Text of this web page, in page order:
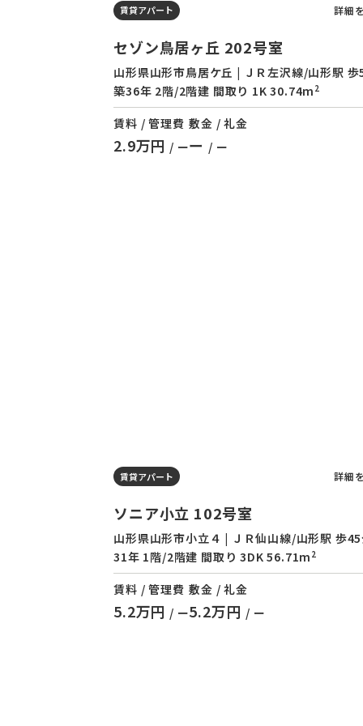
賃貸アパート 詳細
セゾン鳥居ヶ丘 202号室
山形県山形市鳥居ケ丘 | ＪＲ左沢線/山形駅
築36年 2階/2階建 間取り 1K 30.74m 2
賃料 / 管理費
2.9万円 / ー
敷金 / 礼金
ー / ー
賃貸アパート 詳細
ソニア小立 102号室
山形県山形市小立４ | ＪＲ仙山線/山形駅 歩
31年 1階/2階建 間取り 3DK 56.71m 2
賃料 / 管理費
5.2万円 / ー
敷金 / 礼金
5.2万円 / ー